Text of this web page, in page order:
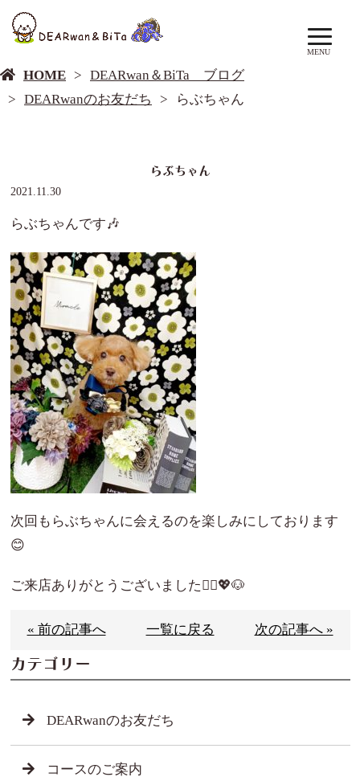
MENU
HOME
DEARwan＆BiTa ブログ
DEARwanのお友だち
らぶちゃん
らぶちゃん
2021.11.30
らぶちゃんです🎶
次回もらぶちゃんに会えるのを楽しみにしております
😊
ご来店ありがとうございました🙇‍♀️💖🐶
« 前の記事へ 一覧に戻る 次の記事へ »
カテゴリー
DEARwanのお友だち
コースのご案内